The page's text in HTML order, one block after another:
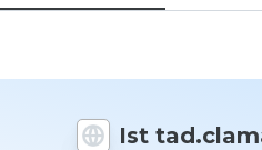
Ist
Sie diese
auf einer
Skala von